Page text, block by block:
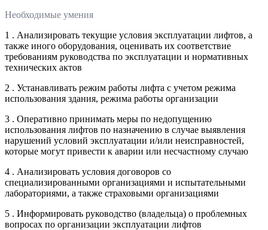
Необходимые умения
1 . Анализировать текущие условия эксплуатации лифтов, а
также иного оборудования, оценивать их соответствие
требованиям руководства по эксплуатации и нормативных
технических актов
2 . Устанавливать режим работы лифта с учетом режима
использования здания, режима работы организации
3 . Оперативно принимать меры по недопущению
использования лифтов по назначению в случае выявления
нарушений условий эксплуатации и/или неисправностей,
которые могут привести к аварии или несчастному случаю
4 . Анализировать условия договоров со
специализированными организациями и испытательными
лабораториями, а также страховыми организациями
5 . Информировать руководство (владельца) о проблемных
вопросах по организации эксплуатации лифтов